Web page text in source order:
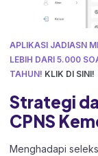
APLIKASI JADIASN
LEBIH DARI 5.000
TAHUN! KLIK DI SINI!
Strategi
CPNS
Menghadapi